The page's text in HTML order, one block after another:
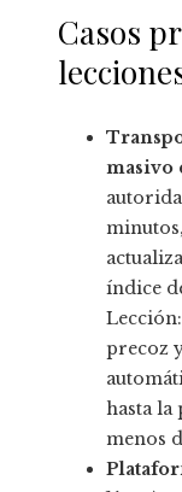
Casos
masivo
índice
precoz
hasta
menos